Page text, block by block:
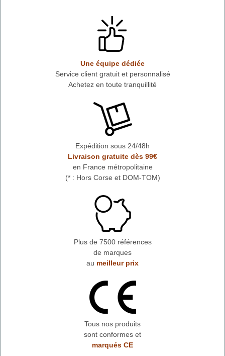
Une équipe dédiée
Service client gratuit et personnalisé
Achetez en toute tranquillité
Expédition sous 24/48h
Livraison gratuite dès 99€
en France métropolitaine
(* : Hors Corse et DOM-TOM)
Plus de 7500 références
de marques
au meilleur prix
Tous nos produits
sont conformes et
marqués CE